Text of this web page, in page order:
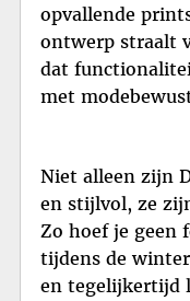
opvallende
ontwerp straalt
dat
met
Niet alleen zijn
en stijlvol, ze
Zo hoef je geen
tijdens de
en tegelijkertijd